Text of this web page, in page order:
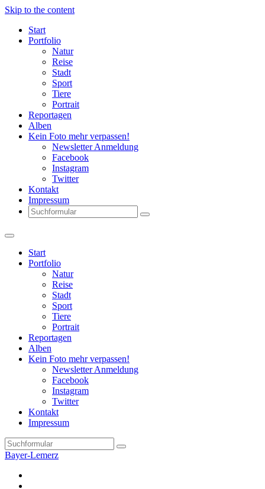
Skip to the content
Start
Portfolio
Natur
Reise
Stadt
Sport
Tiere
Portrait
Reportagen
Alben
Kein Foto mehr verpassen!
Newsletter Anmeldung
Facebook
Instagram
Twitter
Kontakt
Impressum
Search
Start
Portfolio
Natur
Reise
Stadt
Sport
Tiere
Portrait
Reportagen
Alben
Kein Foto mehr verpassen!
Newsletter Anmeldung
Facebook
Instagram
Twitter
Kontakt
Impressum
Search
Bayer-Lemerz